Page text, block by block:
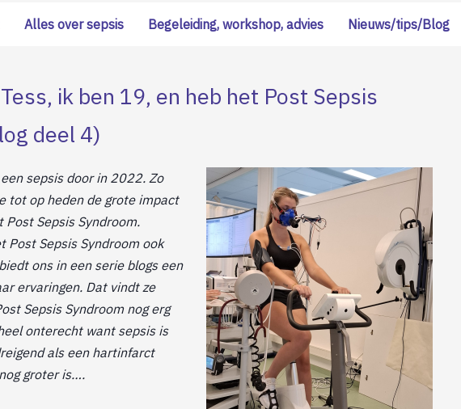
ik ben 19, en heb het Post Sepsis
deel 4)
sepsis door in 2022. Zo
tot op heden de grote impact
Sepsis Syndroom.
Post Sepsis Syndroom ook
ons in een serie blogs een
ervaringen. Dat vindt ze
Sepsis Syndroom nog erg
onterecht want sepsis is
als een hartinfarct
groter is….
Alles over sepsis Begeleiding, workshop, advies Nieuws/tips/Blog